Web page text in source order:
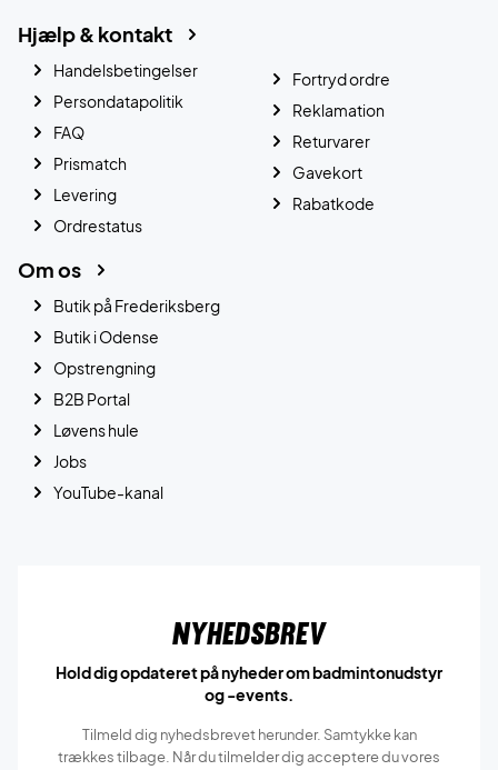
Hjælp & kontakt
Handelsbetingelser
Persondatapolitik
FAQ
Prismatch
Levering
Ordrestatus
Fortryd ordre
Reklamation
Returvarer
Gavekort
Rabatkode
Om os
Butik på Frederiksberg
Butik i Odense
Opstrengning
B2B Portal
Løvens hule
Jobs
YouTube-kanal
Nyhedsbrev
Hold dig opdateret på nyheder om badmintonudstyr
og -events.
Tilmeld dig nyhedsbrevet herunder. Samtykke kan
trækkes tilbage. Når du tilmelder dig acceptere du vores